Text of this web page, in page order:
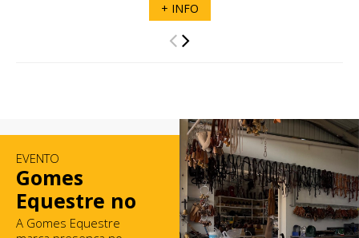
+ INFO
EVENTO
Gomes
Equestre no
Mercado de
A Gomes Equestre